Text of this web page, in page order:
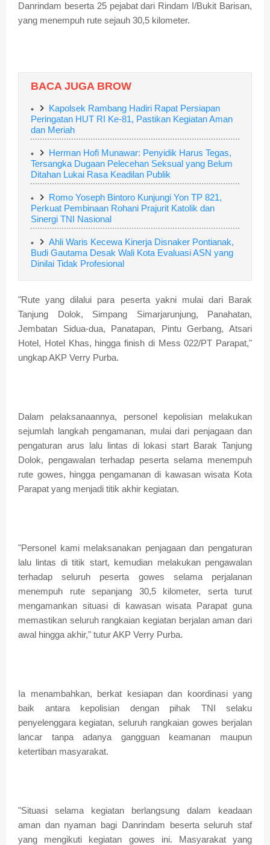
Danrindam beserta 25 pejabat dari Rindam I/Bukit Barisan,
yang menempuh rute sejauh 30,5 kilometer.
BACA JUGA BROW
Kapolsek Rambang Hadiri Rapat Persiapan
Peringatan HUT RI Ke-81, Pastikan Kegiatan Aman
dan Meriah
Herman Hofi Munawar: Penyidik Harus Tegas,
Tersangka Dugaan Pelecehan Seksual yang Belum
Ditahan Lukai Rasa Keadilan Publik
Romo Yoseph Bintoro Kunjungi Yon TP 821,
Perkuat Pembinaan Rohani Prajurit Katolik dan
Sinergi TNI Nasional
Ahli Waris Kecewa Kinerja Disnaker Pontianak,
Budi Gautama Desak Wali Kota Evaluasi ASN yang
Dinilai Tidak Profesional
"Rute yang dilalui para peserta yakni mulai dari Barak
Tanjung Dolok, Simpang Simarjarunjung, Panahatan,
Jembatan Sidua-dua, Panatapan, Pintu Gerbang, Atsari
Hotel, Hotel Khas, hingga finish di Mess 022/PT Parapat,"
ungkap AKP Verry Purba.
Dalam pelaksanaannya, personel kepolisian melakukan
sejumlah langkah pengamanan, mulai dari penjagaan dan
pengaturan arus lalu lintas di lokasi start Barak Tanjung
Dolok, pengawalan terhadap peserta selama menempuh
rute gowes, hingga pengamanan di kawasan wisata Kota
Parapat yang menjadi titik akhir kegiatan.
"Personel kami melaksanakan penjagaan dan pengaturan
lalu lintas di titik start, kemudian melakukan pengawalan
terhadap seluruh peserta gowes selama perjalanan
menempuh rute sepanjang 30,5 kilometer, serta turut
mengamankan situasi di kawasan wisata Parapat guna
memastikan seluruh rangkaian kegiatan berjalan aman dari
awal hingga akhir," tutur AKP Verry Purba.
Ia menambahkan, berkat kesiapan dan koordinasi yang
baik antara kepolisian dengan pihak TNI selaku
penyelenggara kegiatan, seluruh rangkaian gowes berjalan
lancar tanpa adanya gangguan keamanan maupun
ketertiban masyarakat.
"Situasi selama kegiatan berlangsung dalam keadaan
aman dan nyaman bagi Danrindam beserta seluruh staf
yang mengikuti kegiatan gowes ini. Masyarakat yang